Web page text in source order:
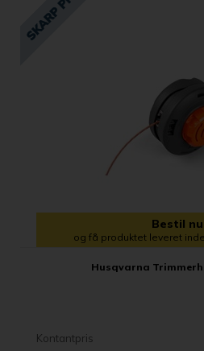
Bestil nu
og få produktet leveret
Husqvarna
Kontantpris